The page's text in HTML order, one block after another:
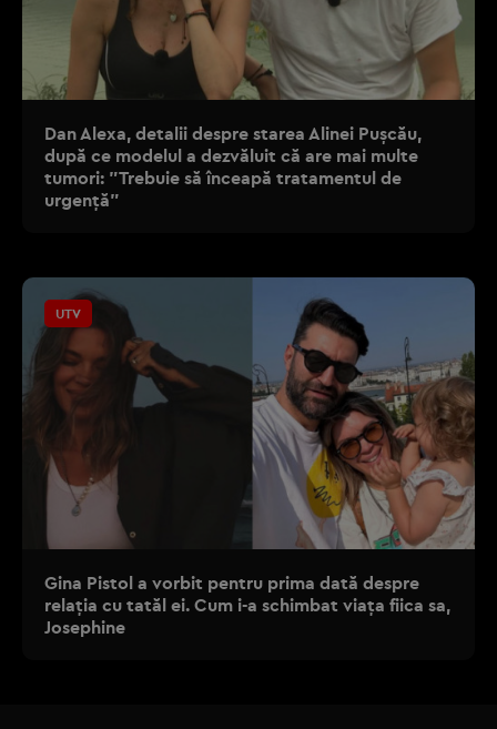
Dan Alexa, detalii despre starea Alinei Pușcău,
după ce modelul a dezvăluit că are mai multe
tumori: "Trebuie să înceapă tratamentul de
urgență"
UTV
Gina Pistol a vorbit pentru prima dată despre
relația cu tatăl ei. Cum i-a schimbat viața fiica sa,
Josephine